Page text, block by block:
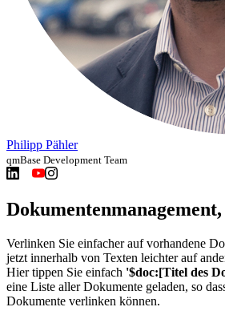
Philipp Pähler
qmBase Development Team
Verlinken Sie einfacher auf vorhandene
jetzt innerhalb von Texten leichter auf
Hier tippen Sie einfach '$doc:[Titel des
eine Liste aller Dokumente geladen, so
Dokumente verlinken können.